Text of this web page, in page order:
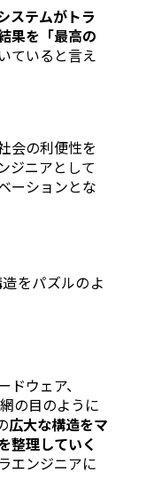
ステムがトラ
果を「最高の
ていると言え
会の利便性を
ジニアとして
ーションとな
をパズルのよ
ウェア、
の目のように
広大な構造をマ
整理していく
エンジニアに